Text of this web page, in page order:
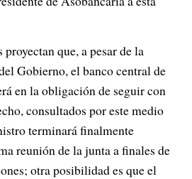
que, a pesar de la
Gobierno, el banco central de
en la obligación de seguir con
consultados por este medio
terminará finalmente
reunión de la junta a finales de
otra posibilidad es que el